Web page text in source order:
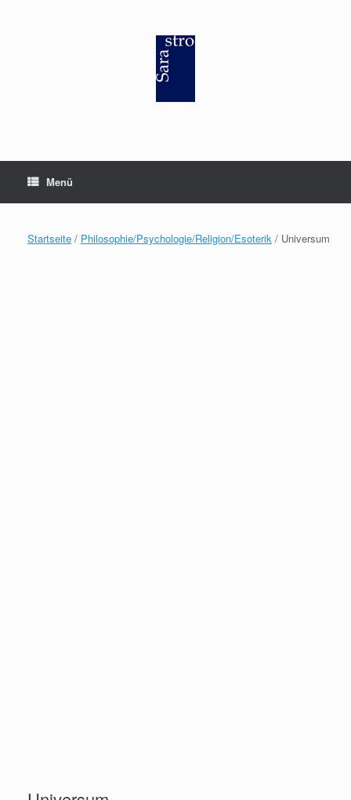
Menü
Startseite / Philosophie/Psychologie/Religion/Esoterik / Universum